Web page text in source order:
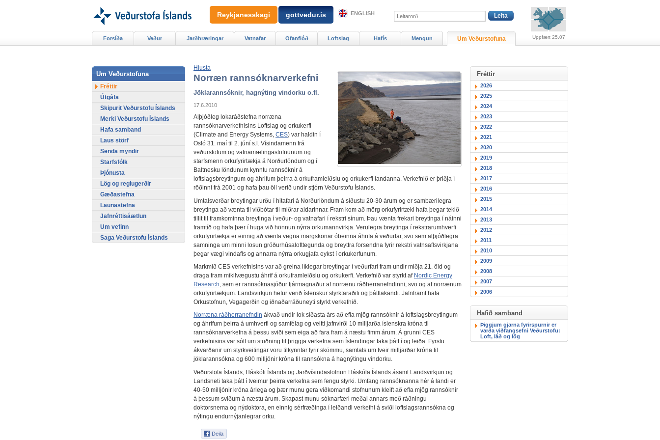
Hlusta
Norræn rannsóknarverkefni
Jöklarannsóknir, hagnýting vindorku o.fl.
17.6.2010
Alþjóðleg lokaráðstefna norræna
rannsóknarverkefnisins Loftslag og orkukerfi
(Climate and Energy Systems, CES) var haldin í
Osló 31. maí til 2. júní s.l. Vísindamenn frá
veðurstofum og vatnamælingastofnunum og
starfsmenn orkufyrirtækja á Norðurlöndum og í
Baltnesku löndunum kynntu rannsóknir á
loftslagsbreytingum og áhrifum þeirra á orkuframleiðslu og orkukerfi landanna. Verkefnið er þriðja í
röðinni frá 2001 og hafa þau öll verið undir stjórn Veðurstofu Íslands.
Umtalsverðar breytingar urðu í hitafari á Norðurlöndum á síðustu 20-30 árum og er sambærilegra
breytinga að vænta til viðbótar til miðrar aldarinnar. Fram kom að mörg orkufyrirtæki hafa þegar tekið
tillit til framkominna breytinga í veður- og vatnafari í rekstri sínum. Þau vænta frekari breytinga í náinni
framtíð og hafa þær í huga við hönnun nýrra orkumannvirkja. Verulegra breytinga í rekstrarumhverfi
orkufyrirtækja er einnig að vænta vegna margskonar óbeinna áhrifa á veðurfar, svo sem alþjóðlegra
samninga um minni losun gróðurhúsalofttegunda og breyttra forsendna fyrir rekstri vatnsaflsvirkjana
þegar vægi vindafls og annarra nýrra orkugjafa eykst í orkukerfunum.
Markmið CES verkefnisins var að greina líklegar breytingar í veðurfari fram undir miðja 21. öld og
draga fram mikilvægustu áhrif á orkuframleiðslu og orkukerfi. Verkefnið var styrkt af Nordic Energy
Research, sem er rannsóknasjóður fjármagnaður af norrænu ráðherranefndinni, svo og af norrænum
orkufyrirtækjum. Landsvirkjun hefur verið íslenskur styrktaraðili og þátttakandi. Jafnframt hafa
Orkustofnun, Vegagerðin og iðnaðarráðuneyti styrkt verkefnið.
Norræna ráðherranefndin ákvað undir lok síðasta árs að efla mjög rannsóknir á loftslagsbreytingum
og áhrifum þeirra á umhverfi og samfélag og veitti jafnvirði 10 milljarða íslenskra króna til
rannsóknarverkefna á þessu sviði sem eiga að fara fram á næstu fimm árum. Á grunni CES
verkefnisins var sótt um stuðning til þriggja verkefna sem Íslendingar taka þátt í og leiða. Fyrstu
ákvarðanir um styrkveitingar voru tilkynntar fyrir skömmu, samtals um tveir milljarðar króna til
jöklarannsókna og 600 milljónir króna til rannsókna á hagnýtingu vindorku.
Veðurstofa Íslands, Háskóli Íslands og Jarðvísindastofnun Háskóla Íslands ásamt Landsvirkjun og
Landsneti taka þátt í tveimur þeirra verkefna sem fengu styrki. Umfang rannsóknanna hér á landi er
40-50 milljónir króna árlega og þær munu gera viðkomandi stofnunum kleift að efla mjög rannsóknir
á þessum sviðum á næstu árum. Skapast munu sóknarfæri meðal annars með ráðningu
doktorsnema og nýdoktora, en einnig sérfræðinga í leiðandi verkefni á sviði loftslagsrannsókna og
nýtingu endurnýjanlegrar orku.
Fréttir
2026
2025
2024
2023
2022
2021
2020
2019
2018
2017
2016
2015
2014
2013
2012
2011
2010
2009
2008
2007
2006
Hafið samband
Þiggjum gjarna fyrirspurnir er
varða viðfangsefni Veðurstofu:
Loft, láð og lög
Forsíða Veður Jarðhræringar Vatnafar Ofanflóð Loftslag Hafís Mengun Um Veðurstofuna
Um Veðurstofuna
Fréttir
Útgáfa
Skipurit Veðurstofu Íslands
Merki Veðurstofu Íslands
Hafa samband
Laus störf
Senda myndir
Starfsfólk
Þjónusta
Lög og reglugerðir
Gæðastefna
Launastefna
Jafnréttisáætlun
Um vefinn
Saga Veðurstofu Íslands
Uppfært 25.07
Reykjanesskagi gottvedur.is ENGLISH